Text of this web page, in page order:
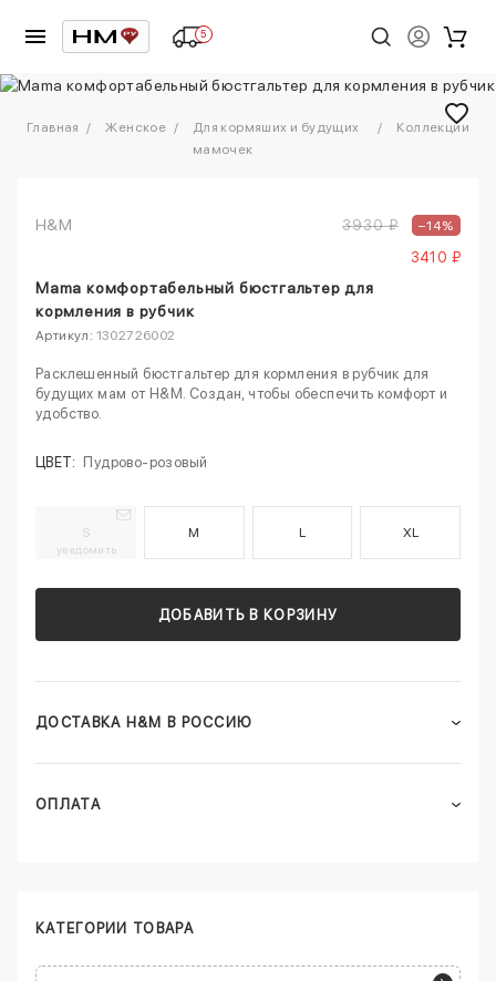
5
1/5
Главная Женское
Для кормяших и будущих
мамочек
Коллекции
H&M 3930 ₽ –14%
3410 ₽
Mama комфортабельный бюстгальтер для
кормления в рубчик
Артикул: 1302726002
Расклешенный бюстгальтер для кормления в рубчик для
будущих мам от H&M. Создан, чтобы обеспечить комфорт и
удобство.
ЦВЕТ: Пудрово-розовый
S
уведомить
M L XL
ДОБАВИТЬ В КОРЗИНУ
ДОСТАВКА H&M В РОССИЮ
ОПЛАТА
КАТЕГОРИИ ТОВАРА